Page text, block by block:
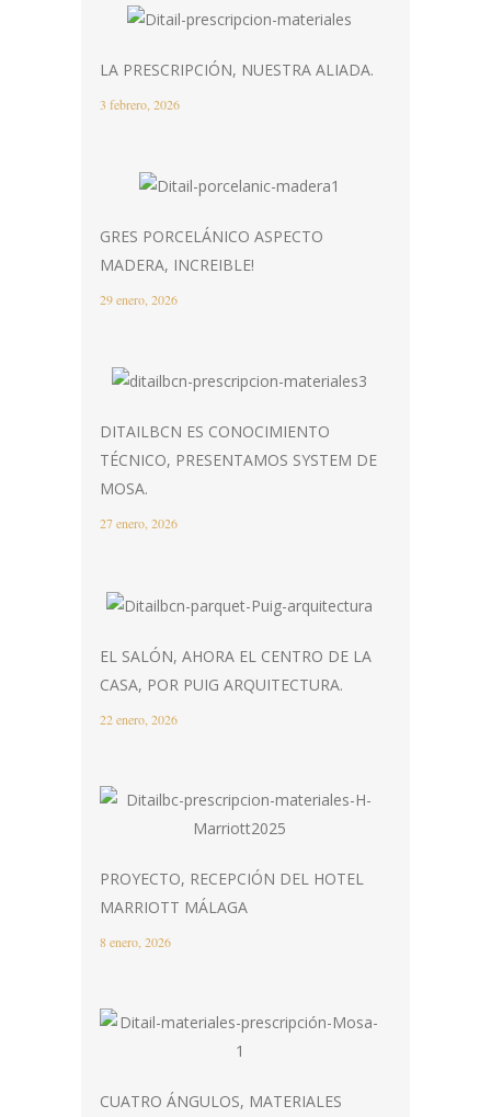
LA PRESCRIPCIÓN, NUESTRA ALIADA.
3 febrero, 2026
GRES PORCELÁNICO ASPECTO
MADERA, INCREIBLE!
29 enero, 2026
DITAILBCN ES CONOCIMIENTO
TÉCNICO, PRESENTAMOS SYSTEM DE
MOSA.
27 enero, 2026
EL SALÓN, AHORA EL CENTRO DE LA
CASA, POR PUIG ARQUITECTURA.
22 enero, 2026
PROYECTO, RECEPCIÓN DEL HOTEL
MARRIOTT MÁLAGA
8 enero, 2026
CUATRO ÁNGULOS, MATERIALES